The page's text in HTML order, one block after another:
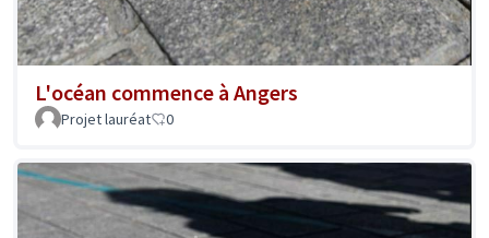
L'océan commence à Angers
Projet lauréat 0